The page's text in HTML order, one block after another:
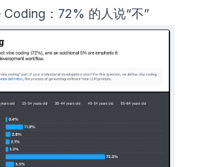
Coding：72% 的人说“不”